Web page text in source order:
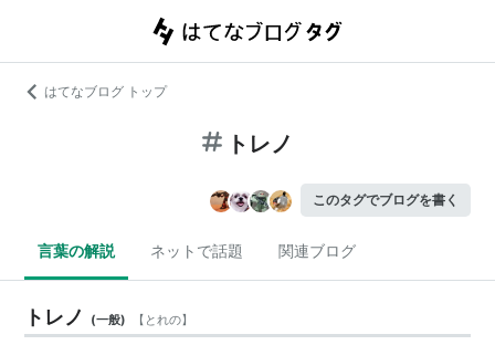
はてなブログ トップ
トレノ
このタグでブログを書く
言葉の解説 ネットで話題 関連ブログ
トレノ (一般) 【 とれの】